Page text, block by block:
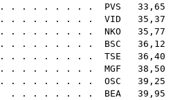
. . . . . . . . PVS 33,65
. . . . . . . . VID 35,37
. . . . . . . . NKO 35,77
. . . . . . . . BSC 36,12
. . . . . . . . TSE 36,40
. . . . . . . . MGF 38,50
. . . . . . . . OSC 39,25
. . . . . . . . BEA 39,95